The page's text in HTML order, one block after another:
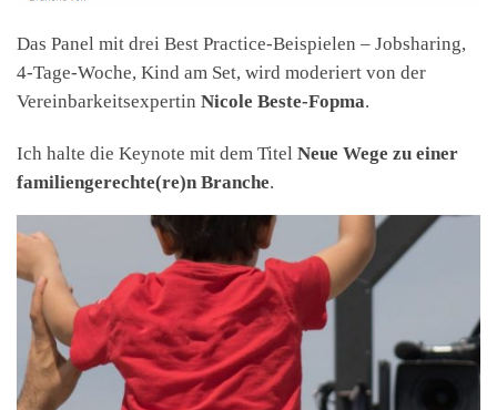
Das Panel mit drei Best Practice-Beispielen – Jobsharing,
4-Tage-Woche, Kind am Set, wird moderiert von der
Vereinbarkeitsexpertin Nicole Beste-Fopma.
Ich halte die Keynote mit dem Titel Neue Wege zu einer
familiengerechte(re)n Branche.